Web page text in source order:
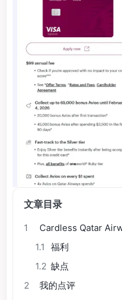
文章目录
1
Cardless Qatar
1.1
福利
1.2 缺点
2
我的点评